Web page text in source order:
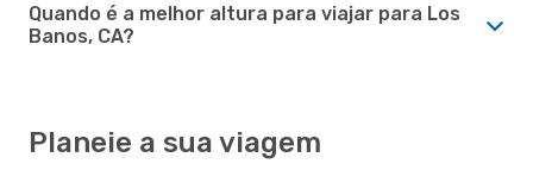
Quando é a melhor altura para viajar para Los
Banos, CA?
Planeie a sua viagem